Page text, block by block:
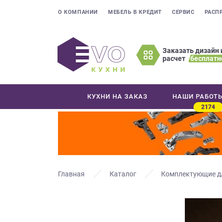
О КОМПАНИИ МЕБЕЛЬ В КРЕДИТ СЕРВИС
Заказать дизайн
расчет
КУХНИ НА ЗАКАЗ НАШИ
2174
Главная Каталог Комплектующие
ваши